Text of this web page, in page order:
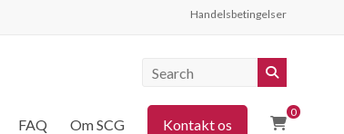
Handelsbetingelser
0
FAQ Om SCG Kontakt os